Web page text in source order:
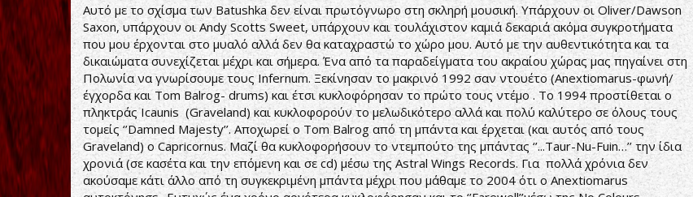
Αυτό με το σχίσμα των Batushka δεν είναι πρωτόγνωρο στη σκληρή μουσική. Υπάρχουν οι Oliver/Dawson
Saxon, υπάρχουν οι Andy Scotts Sweet, υπάρχουν και τουλάχιστον καμιά δεκαριά ακόμα συγκροτήματα
που μου έρχονται στο μυαλό αλλά δεν θα καταχραστώ το χώρο μου. Αυτό με την αυθεντικότητα και τα
δικαιώματα συνεχίζεται μέχρι και σήμερα. Ένα από τα παραδείγματα του ακραίου χώρας μας πηγαίνει στη
Πολωνία να γνωρίσουμε τους Infernum. Ξεκίνησαν το μακρινό 1992 σαν ντουέτο (Anextiomarus-φωνή/
έγχορδα και Tom Balrog- drums) και έτσι κυκλοφόρησαν το πρώτο τους ντέμο . Το 1994 προστίθεται ο
πληκτράς Icaunis (Graveland) και κυκλοφορούν το μελωδικότερο αλλά και πολύ καλύτερο σε όλους τους
τομείς ‘’Damned Majesty’’. Αποχωρεί ο Tom Balrog από τη μπάντα και έρχεται (και αυτός από τους
Graveland) o Capricornus. Μαζί θα κυκλοφορήσουν το ντεμπούτο της μπάντας ‘’...Taur-Nu-Fuin…’’ την ίδια
χρονιά (σε κασέτα και την επόμενη και σε cd) μέσω της Astral Wings Records. Για πολλά χρόνια δεν
ακούσαμε κάτι άλλο από τη συγκεκριμένη μπάντα μέχρι που μάθαμε το 2004 ότι ο Anextiomarus